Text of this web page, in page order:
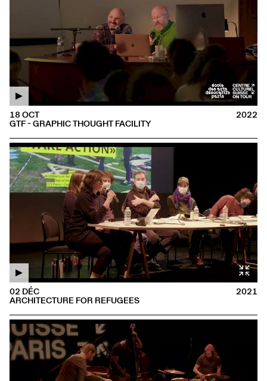
GTF - GRAPHIC THOUGHT FACILITY
18 OCT 2022
ARCHITECTURE FOR REFUGEES
02 DÉC 2021